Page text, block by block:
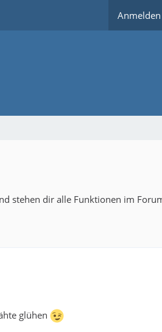
Anmelden
stehen dir alle Funktionen im
glühen